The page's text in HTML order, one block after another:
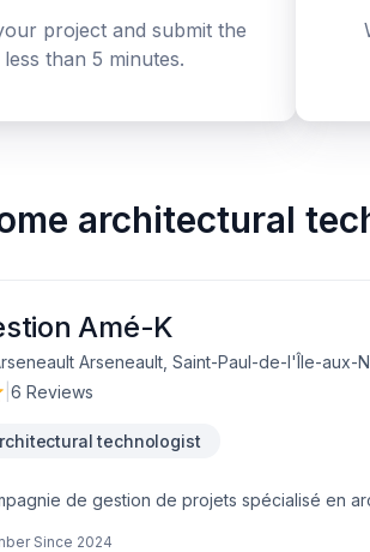
project and submit the
than 5 minutes.
architectural
Amé-K
Arseneault, Saint-Paul-de-l'Île-aux-
6 Reviews
technologist
de gestion de projets spécialisé en
Since 2024